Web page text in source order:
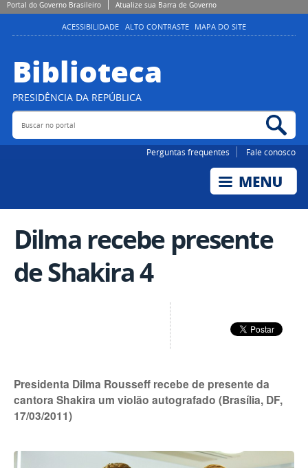
Portal do Governo Brasileiro Atualize sua Barra de Governo
ACESSIBILIDADE ALTO CONTRASTE MAPA DO SITE
Biblioteca
PRESIDÊNCIA DA REPÚBLICA
Buscar no portal
Perguntas frequentes Fale conosco
Dilma recebe presente
de Shakira 4
Presidenta Dilma Rousseff recebe de presente da
cantora Shakira um violão autografado (Brasília, DF,
17/03/2011)